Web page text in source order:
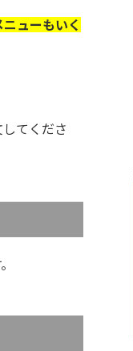
ューもいく
てくださ